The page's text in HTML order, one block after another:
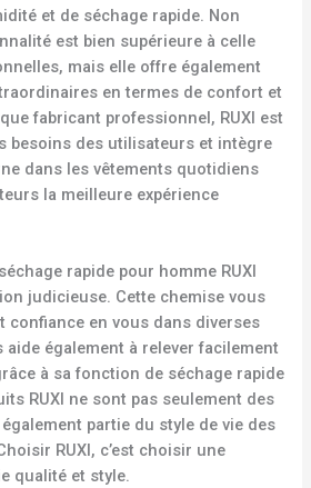
et de séchage rapide. Non
est bien supérieure à celle
mais elle offre également
en termes de confort et
fabricant professionnel, RUXI est
besoins des utilisateurs et intègre
dans les vêtements quotidiens
la meilleure expérience
rapide pour homme RUXI
judicieuse. Cette chemise vous
confiance en vous dans diverses
également à relever facilement
à sa fonction de séchage rapide
RUXI ne sont pas seulement des
partie du style de vie des
RUXI, c’est choisir une
qualité et style.